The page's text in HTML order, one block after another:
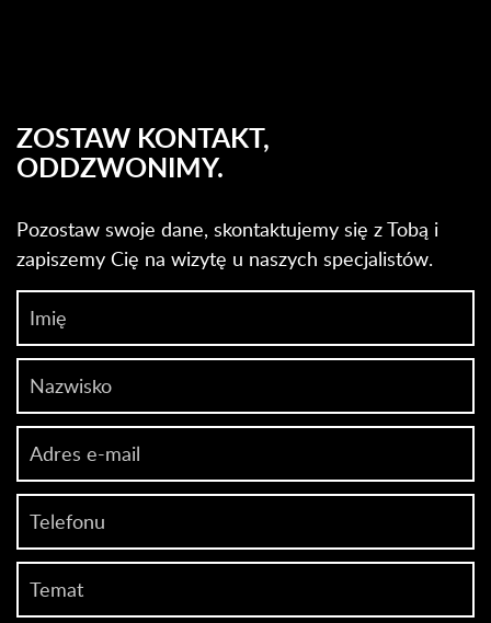
ZOSTAW KONTAKT,
ODDZWONIMY.
Pozostaw swoje dane, skontaktujemy się z Tobą i
zapiszemy Cię na wizytę u naszych specjalistów.